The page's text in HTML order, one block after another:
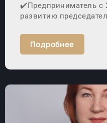
✔️Предприниматель с
развитию
Подробнее